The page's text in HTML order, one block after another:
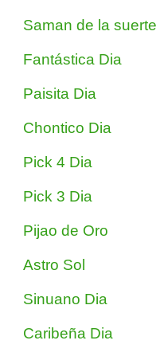
Saman de la suerte
Fantástica Dia
Paisita Dia
Chontico Dia
Pick 4 Dia
Pick 3 Dia
Pijao de Oro
Astro Sol
Sinuano Dia
Caribeña Dia